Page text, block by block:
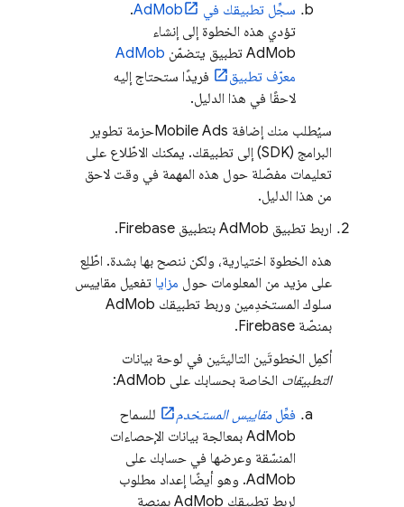
سجِّل تطبيقك في
AdMob
.
تؤدي هذه الخطوة إلى إنشاء
AdMob تطبيق يتضمّن AdMob
معرّف تطبيق
فريدًا ستحتاج إليه
لاحقًا في هذا الدليل.
سيُطلب منك إضافة Mobile Adsحزمة تطوير
البرامج (SDK) إلى تطبيقك. يمكنك الاطّلاع على
تعليمات مفصّلة حول هذه المهمة في وقت لاحق
من هذا الدليل.
اربط تطبيق AdMob بتطبيق Firebase.
هذه الخطوة اختيارية، ولكن ننصح بها بشدة. اطّلِع
على مزيد من المعلومات حول مزايا تفعيل مقاييس
سلوك المستخدِمين وربط تطبيقك AdMob
بمنصّة Firebase.
أكمِل الخطوتَين التاليتَين في لوحة بيانات
التطبيقات الخاصة بحسابك على AdMob
:
فعِّل مقاييس المستخدم
للسماح
AdMob بمعالجة بيانات الإحصاءات
المنسّقة وعرضها في حسابك على
AdMob. وهو أيضًا إعداد مطلوب
لربط تطبيقك AdMob بمنصة